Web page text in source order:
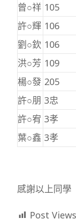
曾○祥 105
許○輝 106
劉○欽 106
洪○芳 109
楊○發 205
許○朋 3忠
許○宥 3孝
葉○鑫 3孝
感謝以上同學
Post